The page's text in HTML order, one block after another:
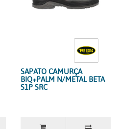
SAPATO CAMURÇA
BIQ+PALM N/METAL BETA
S1P SRC